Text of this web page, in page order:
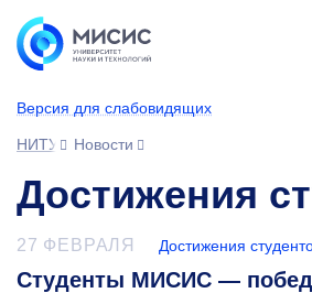
Версия для слабовидящих
НИТУ МИСИС
Новости
Достижения
27 ФЕВРАЛЯ Достижения
Студенты МИСИС —